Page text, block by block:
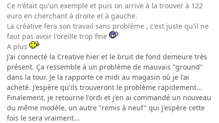
Ce n'était qu'un exemple et puis on arrive à la trouver à 122
euro en cherchant à droite et à gauche.
La créative fera son travail sans problème , c'est juste qu'il ne
faut pas avoir l'oreille trop fine
A plus
J'ai connecté la Creative hier et le bruit de fond demeure très
présent. Ça ressemble à un problème de mauvais "ground"
dans la tour. Je la rapporte ce midi au magasin où je l'ai
acheté. J'espère qu'ils trouveront le problème rapidement...
Finalement, je retourne l'ordi et j'en ai commandé un nouveau
du même modèle, un autre "remis à neuf" qui j'espère cette
fois le sera vraiment...